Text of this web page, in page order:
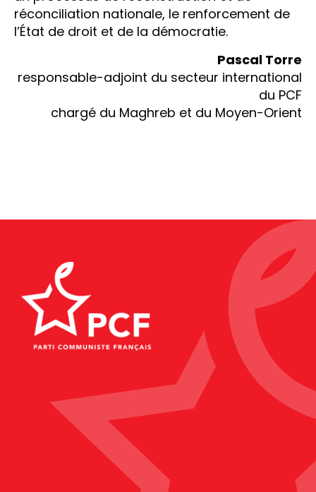
réconciliation nationale, le renforcement de
l’État de droit et de la démocratie.
Pascal Torre
responsable-adjoint du secteur international
du PCF
chargé du Maghreb et du Moyen-Orient